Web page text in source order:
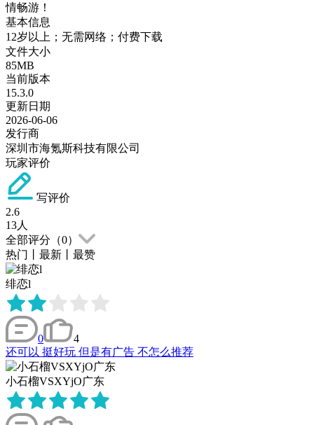
情畅游！
基本信息
12岁以上；无需网络；付费下载
文件大小
85MB
当前版本
15.3.0
更新日期
2026-06-06
发行商
深圳市海氪斯科技有限公司
玩家评价
写评价
2.6
13人
全部评分（0）
热门
最新 最赞
绯恋l
0
4
还可以 挺好玩 但是有广告 不怎么推荐
小石榴VSXYjO广东